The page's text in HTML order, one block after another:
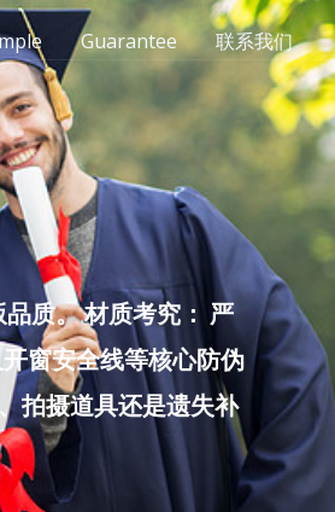
Guarantee 联系我们
质。 材质考究： 严
窗安全线等核心防伪
拍摄道具还是遗失补